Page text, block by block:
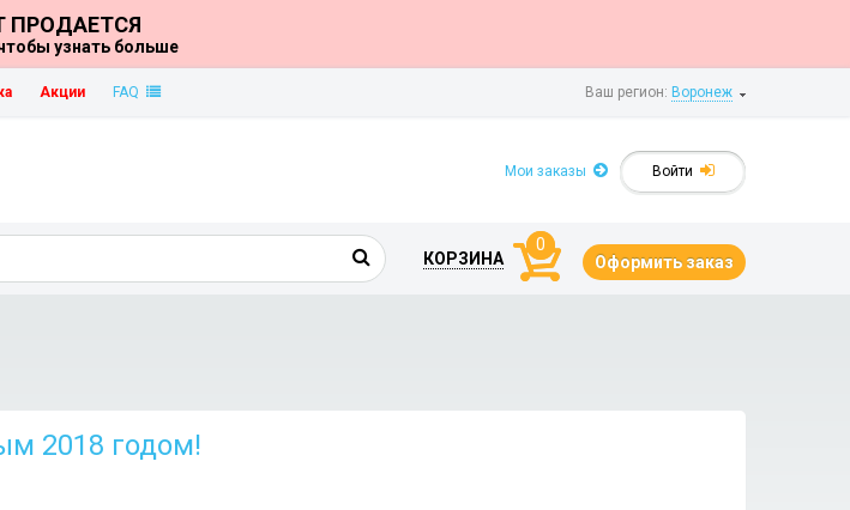
ПРОДАЕТСЯ
узнать больше
Ваш регион: Воронеж
Акции FAQ
Войти
Мои заказы
КОРЗИНА
0
Оформить заказ
2018 годом!